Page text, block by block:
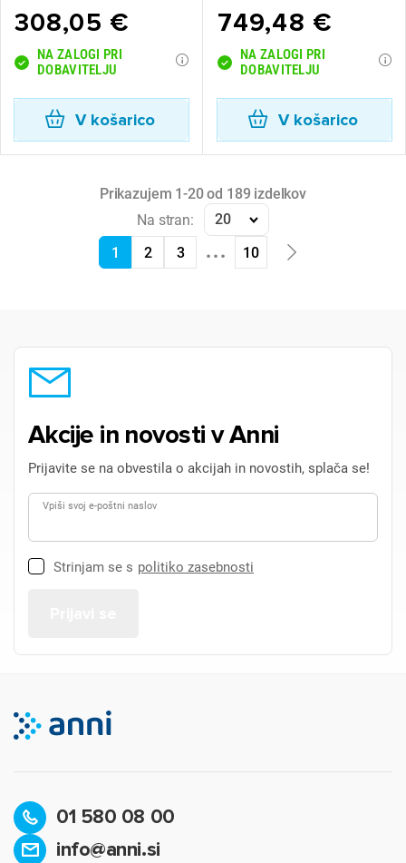
308,05 €
NA ZALOGI PRI
DOBAVITELJU
V košarico
749,48 €
NA ZALOGI PRI
DOBAVITELJU
V košarico
Prikazujem 1-20 od 189 izdelkov
Na stran:
20
1
2 3 ... 10
Akcije in novosti v Anni
Prijavite se na obvestila o akcijah in novostih, splača se!
Vpiši svoj e-poštni naslov
Strinjam se s politiko zasebnosti
01 580 08 00
info@anni.si